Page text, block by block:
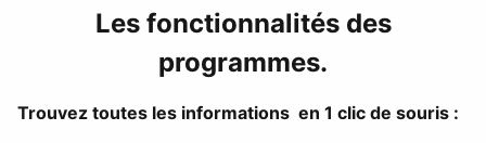
Les fonctionnalités des
programmes.
Trouvez toutes les informations en 1 clic de souris :